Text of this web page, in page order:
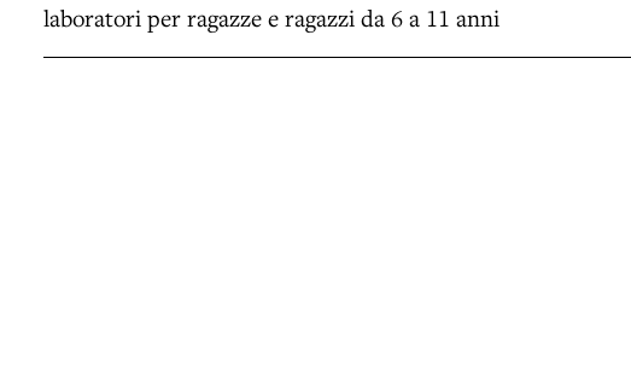
laboratori per ragazze e ragazzi da 6 a 11 anni